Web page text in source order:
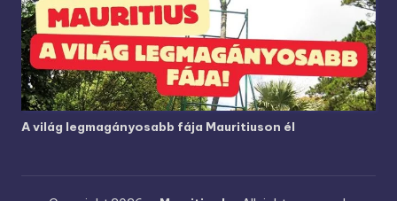
A világ legmagányosabb fája Mauritiuson él